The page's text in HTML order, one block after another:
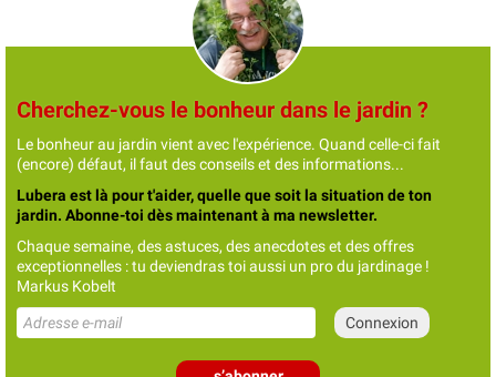
Cherchez-vous le bonheur dans le jardin ?
Le bonheur au jardin vient avec l'expérience. Quand celle-ci fait
(encore) défaut, il faut des conseils et des informations...
Lubera est là pour t'aider, quelle que soit la situation de ton
jardin. Abonne-toi dès maintenant à ma newsletter.
Chaque semaine, des astuces, des anecdotes et des offres
exceptionnelles : tu deviendras toi aussi un pro du jardinage !
Markus Kobelt